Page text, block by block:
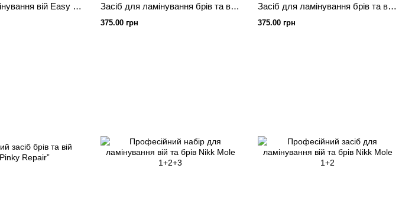
Клей для ламінування вій Easy Lami NM, 20г Засіб для ламінування брів та вій “Amino Fix Boost”
375.00 грн
Засіб для ламінування брів та вій “Amino Lift Boost”
375.00 грн